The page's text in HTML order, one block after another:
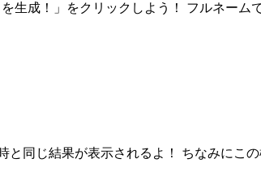
成！」をクリックしよう！ フルネーム
同じ結果が表示されるよ！ ちなみにこの